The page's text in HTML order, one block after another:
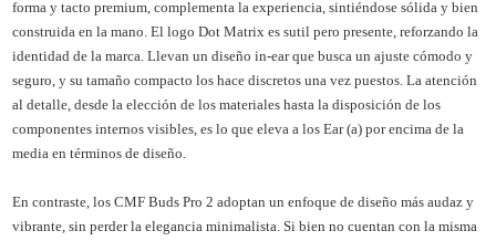
forma y tacto premium, complementa la experiencia, sintiéndose sólida y bien
construida en la mano. El logo Dot Matrix es sutil pero presente, reforzando la
identidad de la marca. Llevan un diseño in-ear que busca un ajuste cómodo y
seguro, y su tamaño compacto los hace discretos una vez puestos. La atención
al detalle, desde la elección de los materiales hasta la disposición de los
componentes internos visibles, es lo que eleva a los Ear (a) por encima de la
media en términos de diseño.
En contraste, los CMF Buds Pro 2 adoptan un enfoque de diseño más audaz y
vibrante, sin perder la elegancia minimalista. Si bien no cuentan con la misma